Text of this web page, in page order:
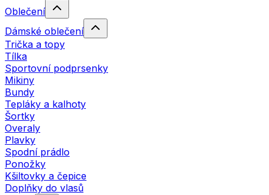
Oblečení
Dámské oblečení
Trička a topy
Tílka
Sportovní podprsenky
Mikiny
Bundy
Tepláky a kalhoty
Šortky
Overaly
Plavky
Spodní prádlo
Ponožky
Kšiltovky a čepice
Doplňky do vlasů